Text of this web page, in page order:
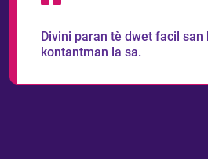
Divini paran tè dwet facil
kontantman la sa.